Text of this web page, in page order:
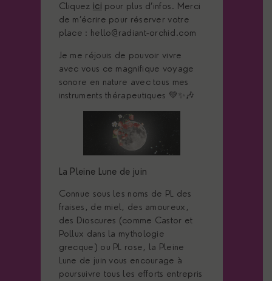
Cliquez ici pour plus d’infos. Merci
de m’écrire pour réserver votre
place : hello@radiant-orchid.com
Je me réjouis de pouvoir vivre
avec vous ce magnifique voyage
sonore en nature avec tous mes
instruments thérapeutiques 💚✨🎶
La Pleine Lune de juin
Connue sous les noms de PL des
fraises, de miel, des amoureux,
des Dioscures (comme Castor et
Pollux dans la mythologie
grecque) ou PL rose, la Pleine
Lune de juin vous encourage à
poursuivre tous les efforts entrepris